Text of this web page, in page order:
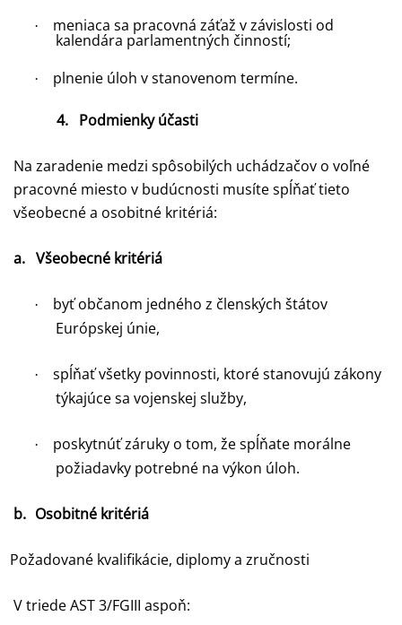
· meniaca sa pracovná záťaž v závislosti od
kalendára parlamentných činností;
· plnenie úloh v stanovenom termíne.
4. Podmienky účasti
Na zaradenie medzi spôsobilých uchádzačov o voľné
pracovné miesto v budúcnosti musíte spĺňať tieto
všeobecné a osobitné kritériá:
a. Všeobecné kritériá
·
byť občanom jedného z členských štátov
Európskej únie,
·
spĺňať všetky povinnosti, ktoré stanovujú zákony
týkajúce sa vojenskej služby,
·
poskytnúť záruky o tom, že spĺňate morálne
požiadavky potrebné na výkon úloh.
b. Osobitné kritériá
Požadované kvalifikácie, diplomy a zručnosti
V triede AST 3/FGIII aspoň: